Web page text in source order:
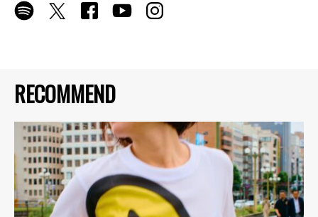
RECOMMEND